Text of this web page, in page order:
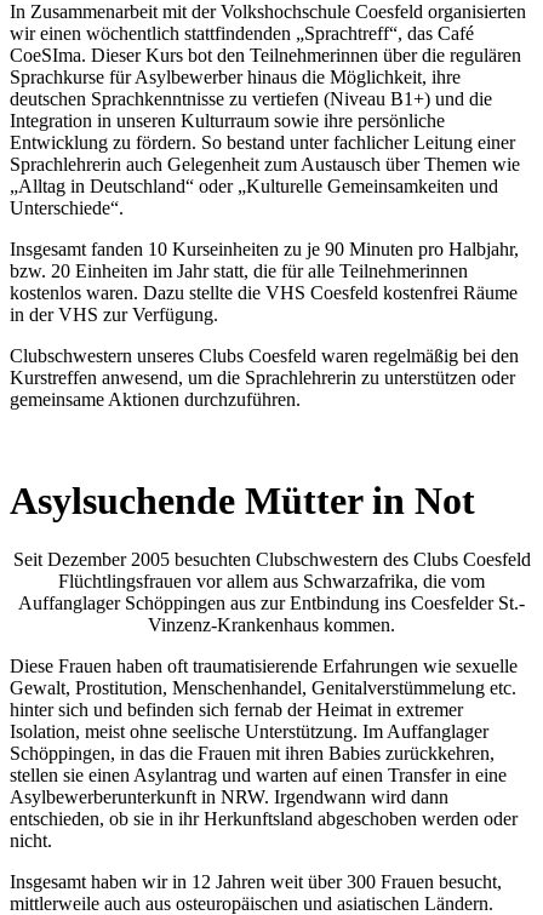
In Zusammenarbeit mit der Volkshochschule Coesfeld organisierten
wir einen wöchentlich stattfindenden „Sprachtreff“, das Café
CoeSIma. Dieser Kurs bot den Teilnehmerinnen über die regulären
Sprachkurse für Asylbewerber hinaus die Möglichkeit, ihre
deutschen Sprachkenntnisse zu vertiefen (Niveau B1+) und die
Integration in unseren Kulturraum sowie ihre persönliche
Entwicklung zu fördern. So bestand unter fachlicher Leitung einer
Sprachlehrerin auch Gelegenheit zum Austausch über Themen wie
„Alltag in Deutschland“ oder „Kulturelle Gemeinsamkeiten und
Unterschiede“.
Insgesamt fanden 10 Kurseinheiten zu je 90 Minuten pro Halbjahr,
bzw. 20 Einheiten im Jahr statt, die für alle Teilnehmerinnen
kostenlos waren. Dazu stellte die VHS Coesfeld kostenfrei Räume
in der VHS zur Verfügung.
Clubschwestern unseres Clubs Coesfeld waren regelmäßig bei den
Kurstreffen anwesend, um die Sprachlehrerin zu unterstützen oder
gemeinsame Aktionen durchzuführen.
Asylsuchende Mütter in Not
Seit Dezember 2005 besuchten Clubschwestern des Clubs Coesfeld
Flüchtlingsfrauen vor allem aus Schwarzafrika, die vom
Auffanglager Schöppingen aus zur Entbindung ins Coesfelder St.-
Vinzenz-Krankenhaus kommen.
Diese Frauen haben oft traumatisierende Erfahrungen wie sexuelle
Gewalt, Prostitution, Menschenhandel, Genitalverstümmelung etc.
hinter sich und befinden sich fernab der Heimat in extremer
Isolation, meist ohne seelische Unterstützung. Im Auffanglager
Schöppingen, in das die Frauen mit ihren Babies zurückkehren,
stellen sie einen Asylantrag und warten auf einen Transfer in eine
Asylbewerberunterkunft in NRW. Irgendwann wird dann
entschieden, ob sie in ihr Herkunftsland abgeschoben werden oder
nicht.
Insgesamt haben wir in 12 Jahren weit über 300 Frauen besucht,
mittlerweile auch aus osteuropäischen und asiatischen Ländern.